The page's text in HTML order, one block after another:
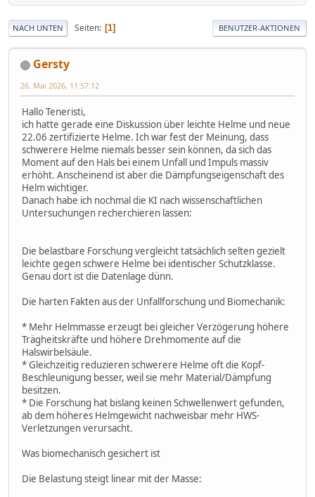
NACH UNTEN Seiten 1 BENUTZER-AKTIONEN
Gersty
26. Mai 2026, 11:57:12
Hallo Teneristi,
ich hatte gerade eine Diskussion über leichte Helme und neue
22.06 zertifizierte Helme. Ich war fest der Meinung, dass
schwerere Helme niemals besser sein können, da sich das
Moment auf den Hals bei einem Unfall und Impuls massiv
erhöht. Anscheinend ist aber die Dämpfungseigenschaft des
Helm wichtiger.
Danach habe ich nochmal die KI nach wissenschaftlichen
Untersuchungen recherchieren lassen:
Die belastbare Forschung vergleicht tatsächlich selten gezielt
leichte gegen schwere Helme bei identischer Schutzklasse.
Genau dort ist die Datenlage dünn.
Die harten Fakten aus der Unfallforschung und Biomechanik:
* Mehr Helmmasse erzeugt bei gleicher Verzögerung höhere
Trägheitskräfte und höhere Drehmomente auf die
Halswirbelsäule.
* Gleichzeitig reduzieren schwerere Helme oft die Kopf-
Beschleunigung besser, weil sie mehr Material/Dämpfung
besitzen.
* Die Forschung hat bislang keinen Schwellenwert gefunden,
ab dem höheres Helmgewicht nachweisbar mehr HWS-
Verletzungen verursacht.
Was biomechanisch gesichert ist
Die Belastung steigt linear mit der Masse: